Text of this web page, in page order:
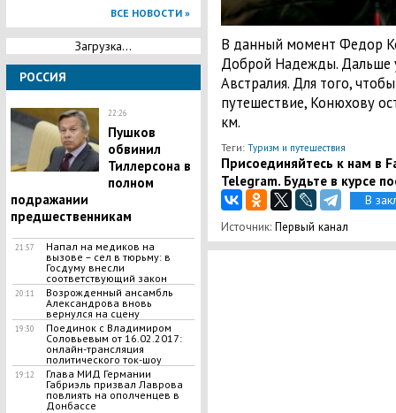
ВСЕ НОВОСТИ »
Загрузка...
РОССИЯ
22:26
Пушков
обвинил
Тиллерсона в
полном
подражании
предшественникам
21:57
Напал на медиков на
вызове – сел в тюрьму: в
Госдуму внесли
соответствующий закон
20:11
Возрожденный ансамбль
Александрова вновь
вернулся на сцену
19:30
Поединок с Владимиром
Соловьевым от 16.02.2017:
онлайн-трансляция
политического ток-шоу
19:12
Глава МИД Германии
Габриэль призвал Лаврова
повлиять на ополченцев в
Донбассе
В данный момент Федор
Доброй Надежды. Дальше
Австралия. Для того,
путешествие, Конюхову
км.
Теги: Туризм и путешествия
Присоединяйтесь к нам в
Telegram. Будьте в курсе
В
Источник: Первый канал